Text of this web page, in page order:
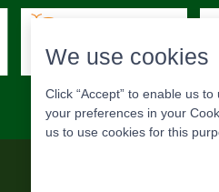
We use cookies
Click “Accept” to enable us
your preferences in your
us to use cookies for this